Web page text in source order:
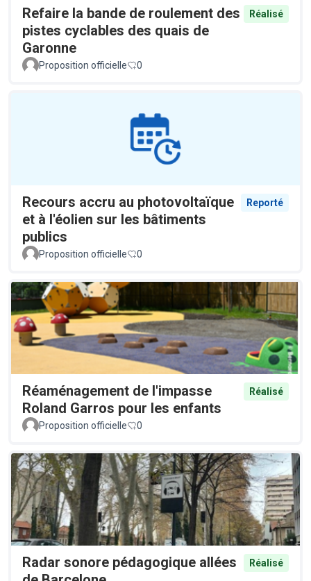
Refaire la bande de roulement des
pistes cyclables des quais de
Garonne
Réalisé
Proposition officielle 0
Recours accru au photovoltaïque
et à l'éolien sur les bâtiments
publics
Reporté
Proposition officielle 0
Réaménagement de l'impasse
Roland Garros pour les enfants
Réalisé
Proposition officielle 0
Radar sonore pédagogique allées
Réalisé